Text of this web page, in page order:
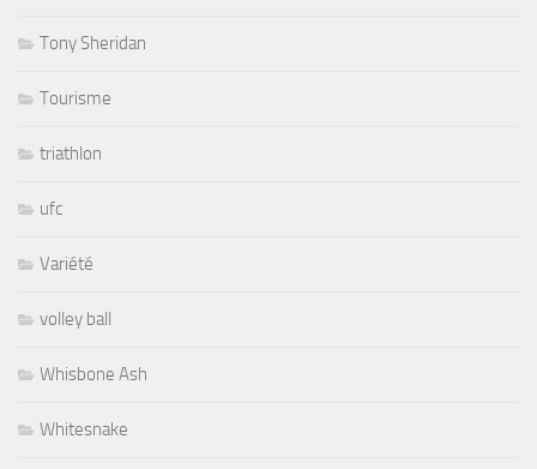
Tony Sheridan
Tourisme
triathlon
ufc
Variété
volley ball
Whisbone Ash
Whitesnake